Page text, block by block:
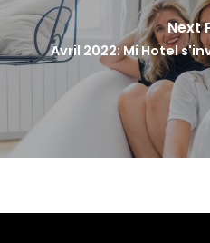
Next
Avril 2022: Mi Hotel